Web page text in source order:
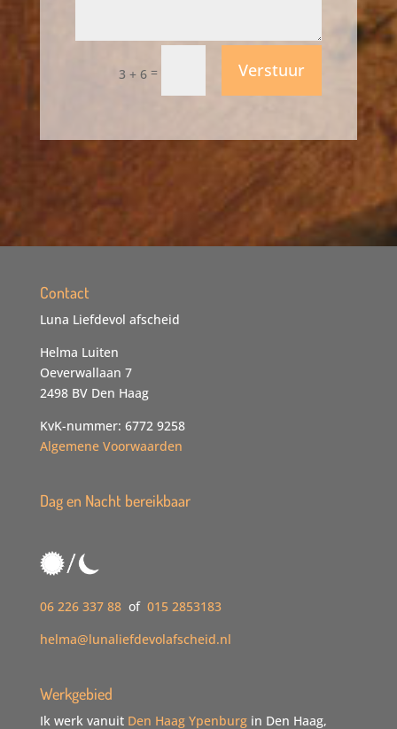
3 + 6 = Verstuur
Contact
Luna Liefdevol afscheid
Helma Luiten
Oeverwallaan 7
2498 BV Den Haag
KvK-nummer: 6772 9258
Algemene Voorwaarden
Dag en Nacht bereikbaar
06 226 337 88 of 015 2853183
helma@lunaliefdevolafscheid.nl
Werkgebied
Ik werk vanuit Den Haag Ypenburgin Den Haag,